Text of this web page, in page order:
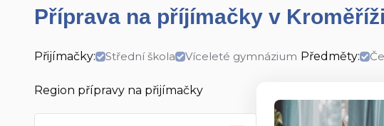
Příprava na příjímačky v Kroměříži
Přijímačky: Střední škola Víceleté gymnázium Předměty:
Region přípravy na přijímačky